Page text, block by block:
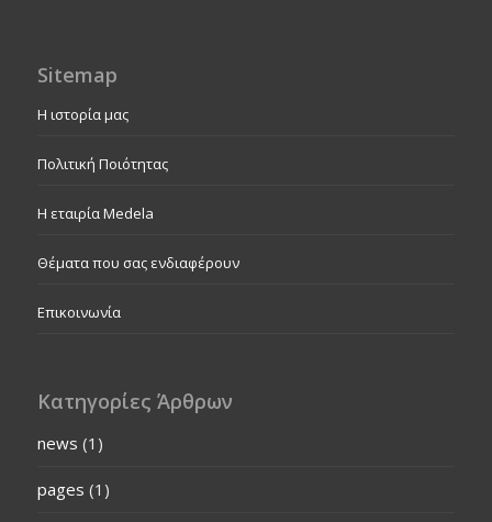
Sitemap
Η ιστορία μας
Πολιτική Ποιότητας
Η εταιρία Medela
Θέματα που σας ενδιαφέρουν
Επικοινωνία
Κατηγορίες Άρθρων
news (1)
pages (1)